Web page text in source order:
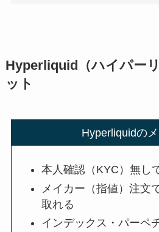
Hyperliquid（ハイパー
ット
Hyperliquidの
本人確認（KYC）無し
メイカー（指値）注文
取れる
インデックス・パーペ